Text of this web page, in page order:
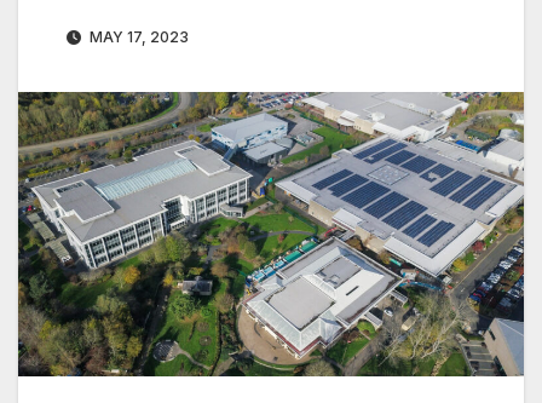
MAY 17, 2023